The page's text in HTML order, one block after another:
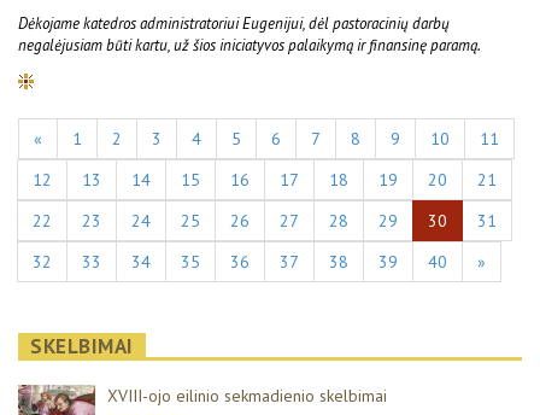
Dėkojame katedros administratoriui Eugenijui, dėl pastoracinių darbų
negalėjusiam būti kartu, už šios iniciatyvos palaikymą ir finansinę paramą.
« 1 2 3 4 5 6 7 8 9 10
11
12
13 14 15 16 17 18 19 20
21
22
23 24 25 26 27 28 29 30
31
32
33 34 35 36 37 38 39 40 »
SKELBIMAI
XVIII-ojo eilinio sekmadienio skelbimai